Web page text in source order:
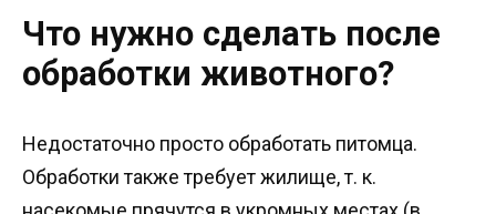
Что нужно сделать после
обработки животного?
Недостаточно просто обработать питомца.
Обработки также требует жилище, т. к.